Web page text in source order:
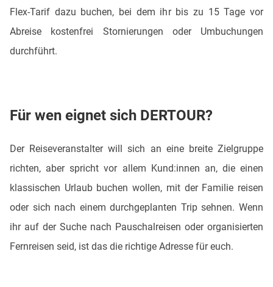
Flex-Tarif dazu buchen, bei dem ihr bis zu 15 Tage vor
Abreise kostenfrei Stornierungen oder Umbuchungen
durchführt.
Für wen eignet sich DERTOUR?
Der Reiseveranstalter will sich an eine breite Zielgruppe
richten, aber spricht vor allem Kund:innen an, die einen
klassischen Urlaub buchen wollen, mit der Familie reisen
oder sich nach einem durchgeplanten Trip sehnen. Wenn
ihr auf der Suche nach Pauschalreisen oder organisierten
Fernreisen seid, ist das die richtige Adresse für euch.